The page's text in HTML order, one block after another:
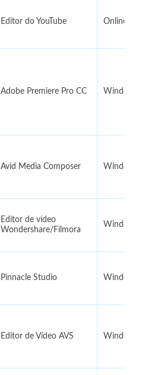
Editor do YouTube Online
Adobe Premiere Pro CC Windows,
Avid Media Composer Windows,
Editor de vídeo
Wondershare/Filmora
Windows,
Pinnacle Studio Windows
Editor de Vídeo AVS Windows